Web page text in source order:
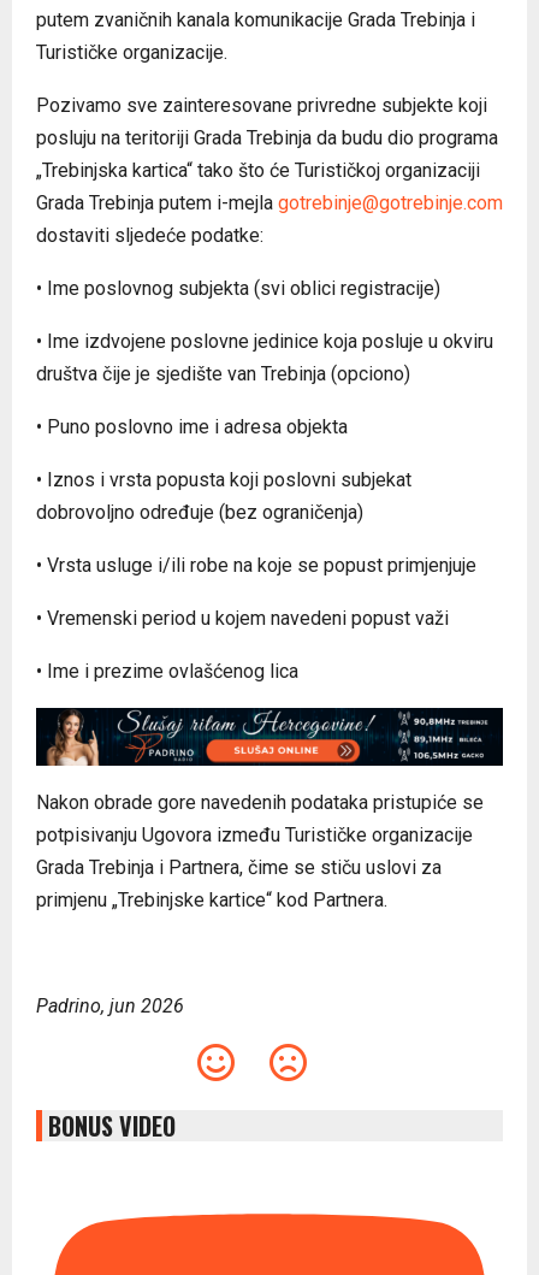
putem zvaničnih kanala komunikacije Grada Trebinja i
Turističke organizacije.
Pozivamo sve zainteresovane privredne subjekte koji
posluju na teritoriji Grada Trebinja da budu dio programa
„Trebinjska kartica“ tako što će Turističkoj organizaciji
Grada Trebinja putem i-mejla gotrebinje@gotrebinje.com
dostaviti sljedeće podatke:
• Ime poslovnog subjekta (svi oblici registracije)
• Ime izdvojene poslovne jedinice koja posluje u okviru
društva čije je sjedište van Trebinja (opciono)
• Puno poslovno ime i adresa objekta
• Iznos i vrsta popusta koji poslovni subjekat
dobrovoljno određuje (bez ograničenja)
• Vrsta usluge i/ili robe na koje se popust primjenjuje
• Vremenski period u kojem navedeni popust važi
• Ime i prezime ovlašćenog lica
Nakon obrade gore navedenih podataka pristupiće se
potpisivanju Ugovora između Turističke organizacije
Grada Trebinja i Partnera, čime se stiču uslovi za
primjenu „Trebinjske kartice“ kod Partnera.
Padrino, jun 2026
BONUS VIDEO